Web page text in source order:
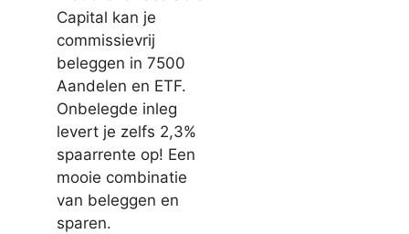
Capital kan je
commissievrij
beleggen in 7500
Aandelen en ETF.
Onbelegde inleg
levert je zelfs 2,3%
spaarrente op! Een
mooie combinatie
van beleggen en
sparen.